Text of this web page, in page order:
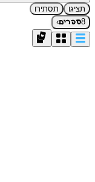
תציגו
תסתירו
8ספרים›